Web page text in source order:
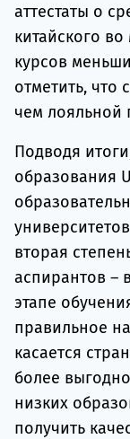
аттестаты о
китайского
курсов
отметить, что
чем
Подводя
образования
вторая
аспирантов –
этапе
правильное
касается
более
низких
получить